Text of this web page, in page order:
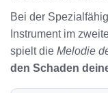
Bei der
Instrument im
spielt die Melodie
den Schaden